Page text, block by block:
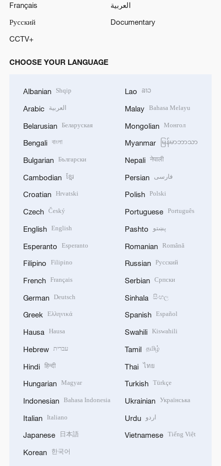
Français
العربية
Русский
Documentary
CCTV+
CHOOSE YOUR LANGUAGE
Albanian Shqip
Arabic العربية
Belarusian Беларуская
Bengali বাংলা
Bulgarian Български
Cambodian ខ្មែរ
Croatian Hrvatski
Czech Český
English English
Esperanto Esperanto
Filipino Filipino
French Français
German Deutsch
Greek Ελληνικά
Hausa Hausa
Hebrew עברית
Hindi हिन्दी
Hungarian Magyar
Indonesian Bahasa Indonesia
Italian Italiano
Japanese 日本語
Korean 한국어
Lao ລາວ
Malay Bahasa Melayu
Mongolian Монгол
Myanmar မြန်မာဘာသာ
Nepali नेपाली
Persian فارسی
Polish Polski
Portuguese Português
Pashto پښتو
Romanian Română
Russian Русский
Serbian Српски
Sinhala සිංහල
Spanish Español
Swahili Kiswahili
Tamil தமிழ்
Thai ไทย
Turkish Türkçe
Ukrainian Українська
Urdu اردو
Vietnamese Tiếng Việt